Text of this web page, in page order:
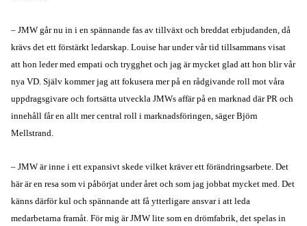
– JMW går nu in i en spännande fas av tillväxt och breddat erbjudanden, då
krävs det ett förstärkt ledarskap. Louise har under vår tid tillsammans visat
att hon leder med empati och trygghet och jag är mycket glad att hon blir vår
nya VD. Själv kommer jag att fokusera mer på en rådgivande roll mot våra
uppdragsgivare och fortsätta utveckla JMWs affär på en marknad där PR och
innehåll får en allt mer central roll i marknadsföringen, säger Björn
Mellstrand.
– JMW är inne i ett expansivt skede vilket kräver ett förändringsarbete. Det
här är en resa som vi påbörjat under året och som jag jobbat mycket med. Det
känns därför kul och spännande att få ytterligare ansvar i att leda
medarbetarna framåt. För mig är JMW lite som en drömfabrik, det spelas in